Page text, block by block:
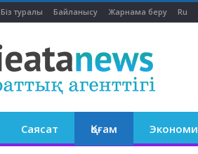
Біз туралы Байланысу Жарнама беру Ru
Саясат Қоғам